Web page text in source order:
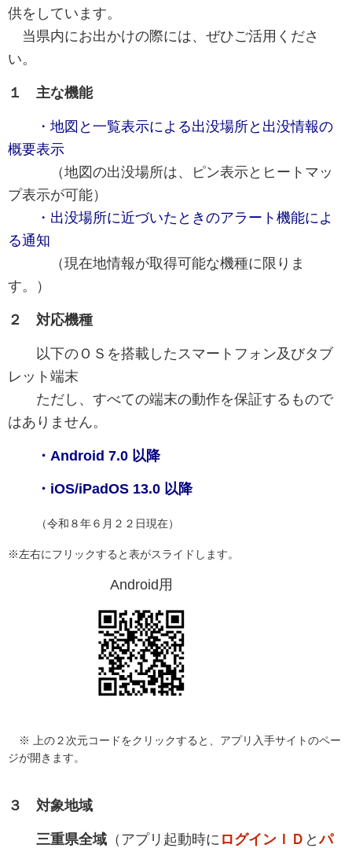
供をしています。
当県内にお出かけの際には、ぜひご活用くださ
い。
１ 主な機能
・地図と一覧表示による出没場所と出没情報の
概要表示
（地図の出没場所は、ピン表示とヒートマッ
プ表示が可能）
・出没場所に近づいたときのアラート機能によ
る通知
（現在地情報が取得可能な機種に限りま
す。）
２ 対応機種
以下のＯＳを搭載したスマートフォン及びタブ
レット端末
ただし、すべての端末の動作を保証するもので
はありません。
・Android 7.0 以降
・iOS/iPadOS 13.0 以降
（令和８年６月２２日現在）
※左右にフリックすると表がスライドします。
Android用
※ 上の２次元コードをクリックすると、アプリ入手サイトのペー
ジが開きます。
３ 対象地域
三重県全域 （アプリ起動時に ログインＩＤ とパ